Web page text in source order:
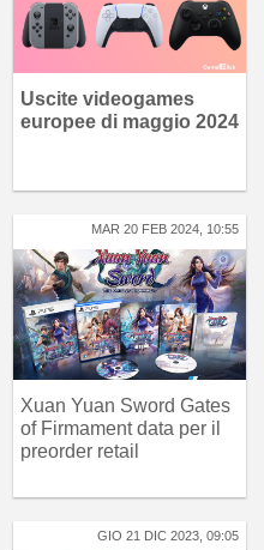
Uscite videogames
europee di maggio 2024
MAR 20 FEB 2024, 10:55
Xuan Yuan Sword Gates
of Firmament data per il
preorder retail
GIO 21 DIC 2023, 09:05